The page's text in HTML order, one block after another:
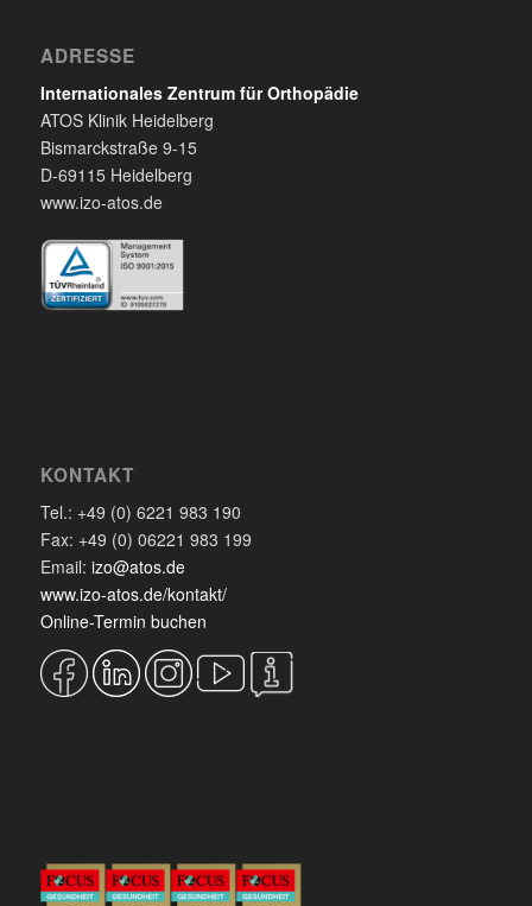
ADRESSE
Internationales Zentrum für Orthopädie
ATOS Klinik Heidelberg
Bismarckstraße 9-15
D-69115 Heidelberg
www.izo-atos.de
KONTAKT
Tel.: +49 (0) 6221 983 190
Fax: +49 (0) 06221 983 199
Email: izo@atos.de
www.izo-atos.de/kontakt/
Online-Termin buchen